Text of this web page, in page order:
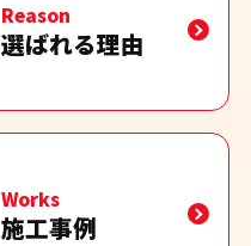
Reason
選ばれる理由
Works
施工事例